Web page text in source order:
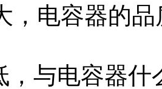
，电容器的
，与电容器